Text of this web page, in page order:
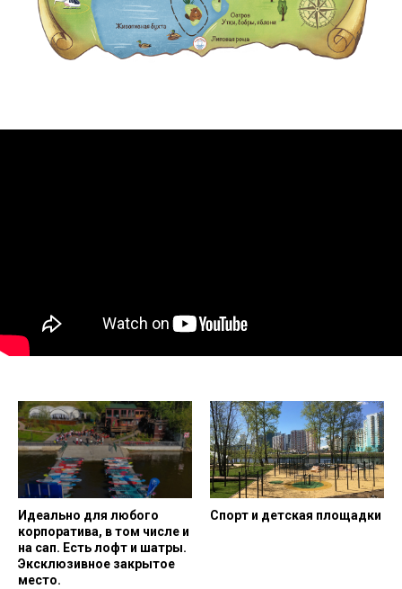
Идеально для любого
корпоратива, в том числе и
на сап. Есть лофт и шатры.
Эксклюзивное закрытое
место.
Спорт и детская площадки